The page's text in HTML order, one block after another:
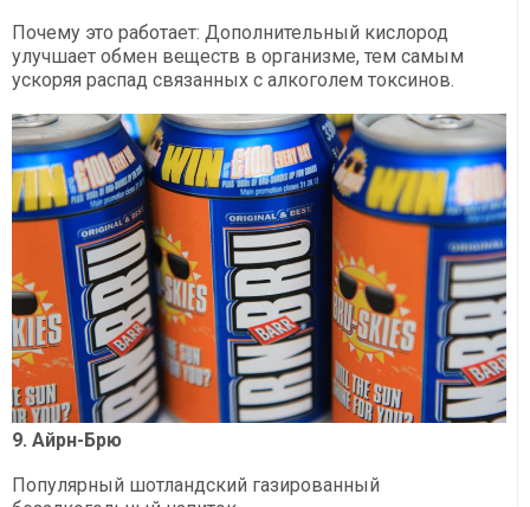
Почему это работает: Дополнительный кислород
улучшает обмен веществ в организме, тем самым
ускоряя распад связанных с алкоголем токсинов.
9. Айрн-Брю
Популярный шотландский газированный